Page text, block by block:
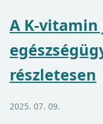
A K-
részletesen
2025. 07. 09.